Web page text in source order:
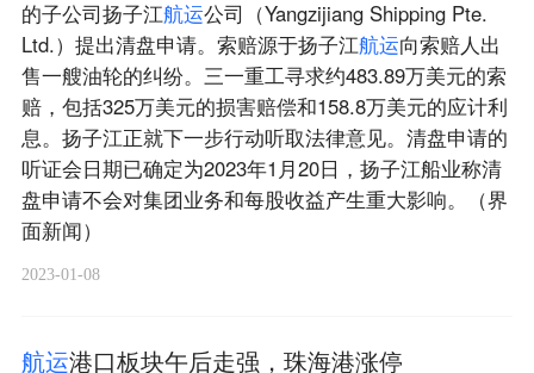
的子公司扬子江航运公司（Yangzijiang Shipping Pte.
Ltd.）提出清盘申请。索赔源于扬子江航运向索赔人出
售一艘油轮的纠纷。三一重工寻求约483.89万美元的索
赔，包括325万美元的损害赔偿和158.8万美元的应计利
息。扬子江正就下一步行动听取法律意见。清盘申请的
听证会日期已确定为2023年1月20日，扬子江船业称清
盘申请不会对集团业务和每股收益产生重大影响。（界
面新闻）
2023-01-08
航运港口板块午后走强，珠海港涨停